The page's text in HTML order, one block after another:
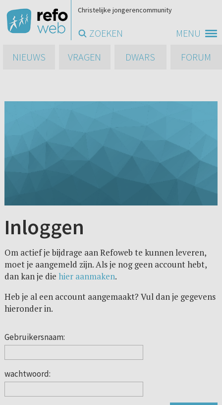
MENU
Christelijke jongerencommunity
ZOEKEN
NIEUWS
VRAGEN DWARS FORUM
Inloggen
Om actief je bijdrage aan Refoweb te kunnen leveren,
moet je aangemeld zijn. Als je nog geen account hebt,
dan kan je die hier aanmaken.
Heb je al een account aangemaakt? Vul dan je gegevens
hieronder in.
Gebruikersnaam:
wachtwoord: